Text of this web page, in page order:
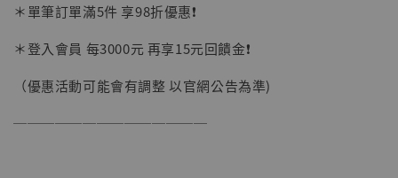
【現貨】BJSTUDIO 1/6系列可動蒐藏人偶 讓
＊單筆訂單滿5件 享98折優惠❗️
＊登入會員 每3000元 再享15元回饋金❗️
（優惠活動可能會有調整 以官網公告為準)
──────────────